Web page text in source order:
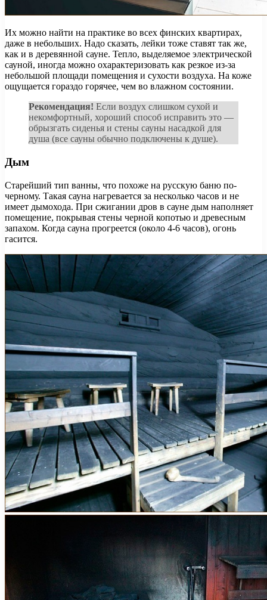
Их можно найти на практике во всех финских квартирах,
даже в небольших. Надо сказать, лейки тоже ставят так же,
как и в деревянной сауне. Тепло, выделяемое электрической
сауной, иногда можно охарактеризовать как резкое из-за
небольшой площади помещения и сухости воздуха. На коже
ощущается гораздо горячее, чем во влажном состоянии.
Рекомендация! Если воздух слишком сухой и
некомфортный, хороший способ исправить это —
обрызгать сиденья и стены сауны насадкой для
душа (все сауны обычно подключены к душе).
Дым
Старейший тип ванны, что похоже на русскую баню по-
черному. Такая сауна нагревается за несколько часов и не
имеет дымохода. При сжигании дров в сауне дым наполняет
помещение, покрывая стены черной копотью и древесным
запахом. Когда сауна прогреется (около 4-6 часов), огонь
гасится.